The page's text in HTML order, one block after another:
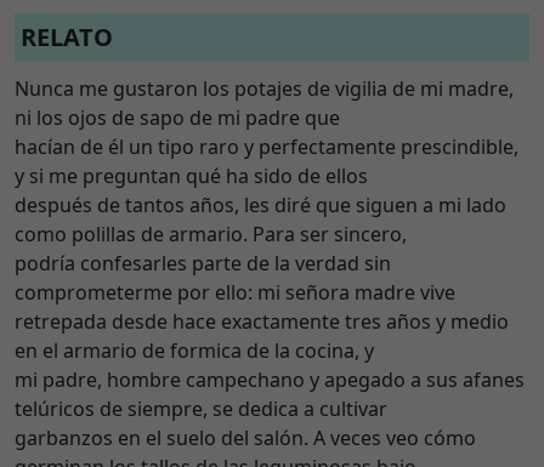
RELATO
Nunca me gustaron los potajes de vigilia de mi madre,
ni los ojos de sapo de mi padre que
hacían de él un tipo raro y perfectamente prescindible,
y si me preguntan qué ha sido de ellos
después de tantos años, les diré que siguen a mi lado
como polillas de armario. Para ser sincero,
podría confesarles parte de la verdad sin
comprometerme por ello: mi señora madre vive
retrepada desde hace exactamente tres años y medio
en el armario de formica de la cocina, y
mi padre, hombre campechano y apegado a sus afanes
telúricos de siempre, se dedica a cultivar
garbanzos en el suelo del salón. A veces veo cómo